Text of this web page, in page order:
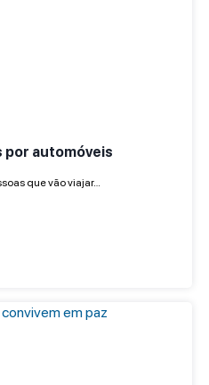
por automóveis
que vão viajar…